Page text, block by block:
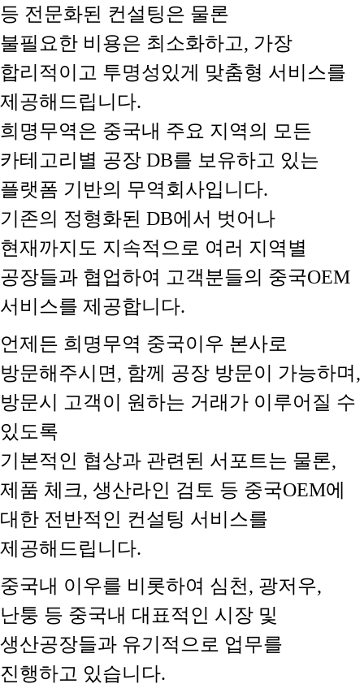
등 전문화된 컨설팅은 물론
불필요한 비용은 최소화하고, 가장
합리적이고 투명성있게 맞춤형 서비스를
제공해드립니다.
희명무역은 중국내 주요 지역의 모든
카테고리별 공장 DB를 보유하고 있는
플랫폼 기반의 무역회사입니다.
기존의 정형화된 DB에서 벗어나
현재까지도 지속적으로 여러 지역별
공장들과 협업하여 고객분들의 중국OEM
서비스를 제공합니다.
언제든 희명무역 중국이우 본사로
방문해주시면, 함께 공장 방문이 가능하며,
방문시 고객이 원하는 거래가 이루어질 수
있도록
기본적인 협상과 관련된 서포트는 물론,
제품 체크, 생산라인 검토 등 중국OEM에
대한 전반적인 컨설팅 서비스를
제공해드립니다.
중국내 이우를 비롯하여 심천, 광저우,
난퉁 등 중국내 대표적인 시장 및
생산공장들과 유기적으로 업무를
진행하고 있습니다.